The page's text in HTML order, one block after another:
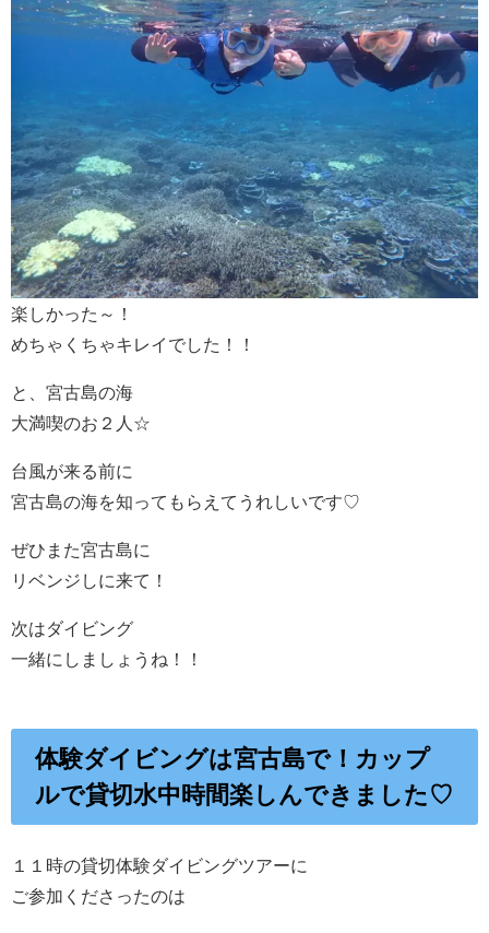
楽しかった～！
めちゃくちゃキレイでした！！
と、宮古島の海
大満喫のお２人☆
台風が来る前に
宮古島の海を知ってもらえてうれしいです♡
ぜひまた宮古島に
リベンジしに来て！
次はダイビング
一緒にしましょうね！！
体験ダイビングは宮古島で！カップ
ルで貸切水中時間楽しんできました♡
１１時の貸切体験ダイビングツアーに
ご参加くださったのは